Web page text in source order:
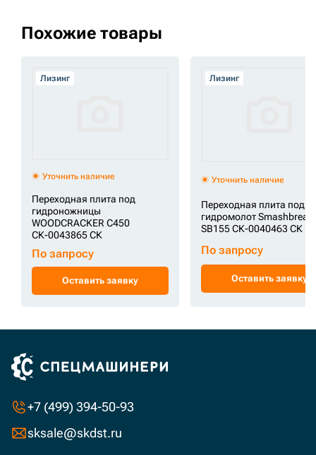
Похожие товары
Лизинг
Уточнить наличие
Переходная плита под
гидроножницы
WOODCRACKER C450
СК-0043865 СК
По запросу
Оставить заявку
Лизинг
Уточнить наличие
Переходная плита под
гидромолот
SB155 СК-0040463 СК
По запросу
Оставить заявку
+7 (499) 394-50-93
sksale@skdst.ru